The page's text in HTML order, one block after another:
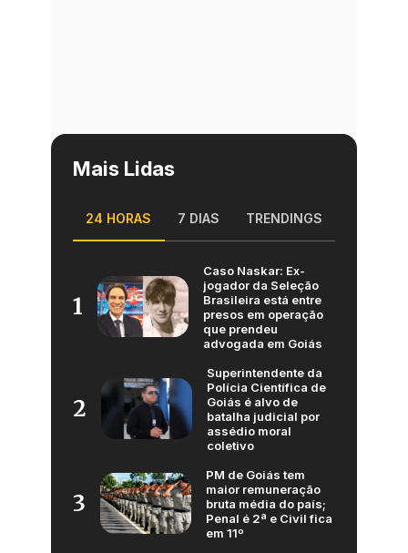
Mais Lidas
24 HORAS 7 DIAS TRENDINGS
1
Caso Naskar: Ex-
jogador da Seleção
Brasileira está entre
presos em operação
que prendeu
advogada em Goiás
2
Superintendente da
Polícia Científica de
Goiás é alvo de
batalha judicial por
assédio moral
coletivo
3
PM de Goiás tem
maior remuneração
bruta média do país;
Penal é 2ª e Civil fica
em 11º